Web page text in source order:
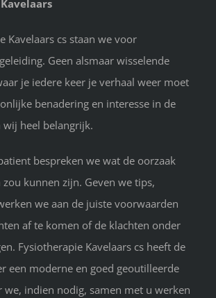
Kavelaars cs staan we voor
Geen alsmaar wisselende
je iedere keer je verhaal weer moet
benadering en interesse in de
heel belangrijk.
bespreken we wat de oorzaak
kunnen zijn. Geven we tips,
we aan de juiste voorwaarden
af te komen of de klachten onder
Fysiotherapie Kavelaars cs heeft de
een moderne en goed geoutilleerde
we, indien nodig, samen met u werken